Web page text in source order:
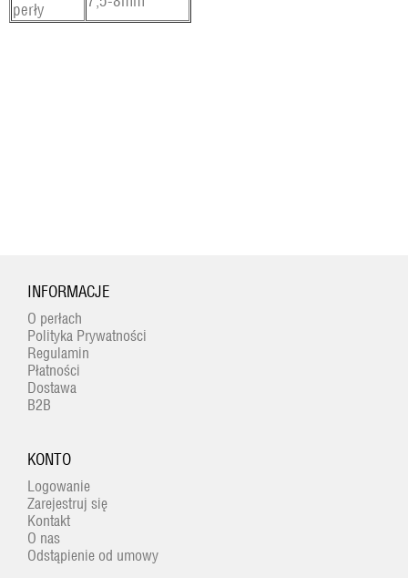
perły
INFORMACJE
O perłach
Polityka Prywatności
Regulamin
Płatności
Dostawa
B2B
KONTO
Logowanie
Zarejestruj się
Kontakt
O nas
Odstąpienie od umowy